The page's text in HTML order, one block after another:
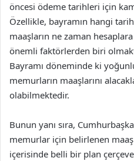
öncesi ödeme tarihleri için
Özellikle, bayramın hangi
maaşların ne zaman
önemli faktörlerden biri
Bayramı döneminde ki
memurların maaşlarını
olabilmektedir.
Bunun yanı sıra,
memurlar için belirlenen
içerisinde belli bir plan